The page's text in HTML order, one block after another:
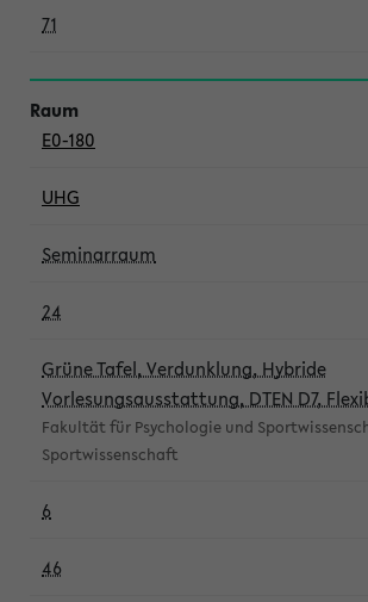
71
E0-180
UHG
Seminarraum
24
Grüne Tafel, Verdunklung, Hybride
Vorlesungsausstattung, DTEN D7,
Fakultät für Psychologie und
Sportwissenschaft
6
46